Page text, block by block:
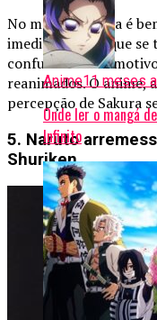
No mangá, a cena é
imediatamente que se
confusa sobre o
reanimados. O anime,
percepção de Sakura
5. Naruto
Shuriken
Anime11 meses
Onde ler o mangá
Infinito